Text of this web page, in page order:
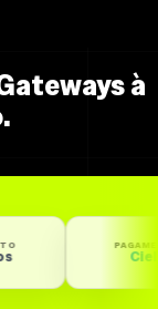
à
PAGAMENTO